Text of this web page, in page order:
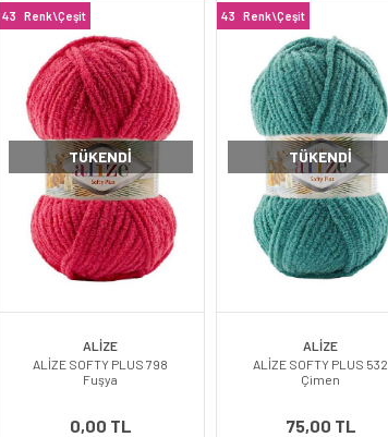
43 Renk\Çeşit
TÜKENDI
ALİZE
ALİZE SOFTY PLUS 798
Fuşya
0,00 TL
43 Renk\Çeşit
TÜKENDI
ALİZE
ALİZE SOFTY PLUS 532
Çimen
75,00 TL